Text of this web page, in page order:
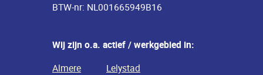
BTW-nr: NL001665949B16
Wij zijn o.a. actief / werkgebied in:
Almere
Lelystad